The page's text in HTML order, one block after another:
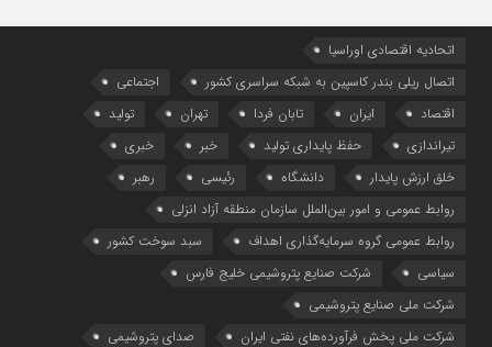
اتحادیه اقتصادی اوراسیا
اتصال ریلی بندر کاسپین به شبکه سراسری کشور
اجتماعی
اقتصاد
ایران تابان فردا تهران
تولید
تیراندازی
حفظ پایداری تولید خبر
خبری
خلق ارزش پایدار
دانشگاه رئیسی
رهبر
روابط عمومی و امور بین‌الملل سازمان منطقه آزاد انزلی
روابط عمومی گروه سرمایه‌گذاری اهداف
سبد سوخت کشور
سیاسی
شرکت صنایع پتروشیمی خلیج فارس
شرکت ملی صنایع پتروشیمی
شرکت ملی پخش فرآورده‌های نفتی ایران
صدای پتروشیمی